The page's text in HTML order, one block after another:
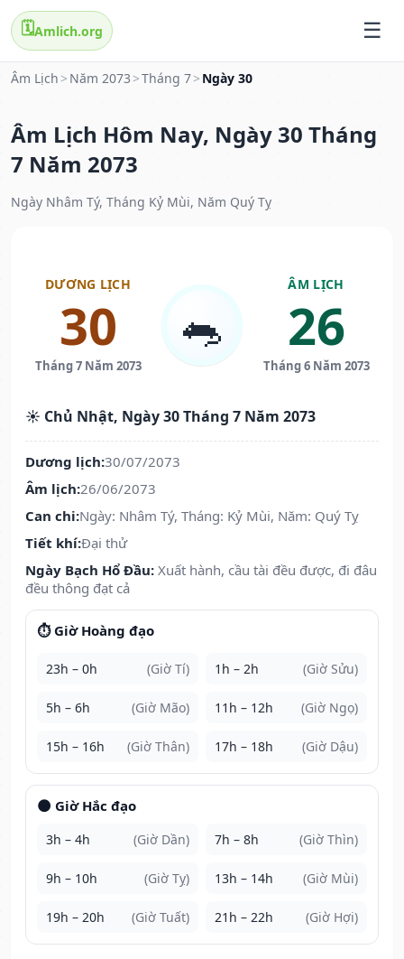
🗓️Amlich.org
Âm Lịch > Năm 2073 >Tháng 7> Ngày 30
Âm Lịch Hôm Nay, Ngày 30 Tháng
7 Năm 2073
Ngày Nhâm Tý, Tháng Kỷ Mùi, Năm Quý Tỵ
DƯƠNG LỊCH
30
Tháng 7 Năm 2073
🐀
ÂM LỊCH
26
Tháng 6 Năm 2073
☀️ Chủ Nhật, Ngày 30 Tháng 7 Năm 2073
Dương lịch:30/07/2073
Âm lịch:26/06/2073
Can chi:Ngày: Nhâm Tý, Tháng: Kỷ Mùi, Năm: Quý Tỵ
Tiết khí:Đại thử
Ngày Bạch Hổ Đầu: Xuất hành, cầu tài đều được, đi đâu
đều thông đạt cả
⏱️ Giờ Hoàng đạo
23h – 0h (Giờ Tí) 1h – 2h (Giờ Sửu)
5h – 6h (Giờ Mão) 11h – 12h (Giờ Ngọ)
15h – 16h (Giờ Thân) 17h – 18h (Giờ Dậu)
🌑 Giờ Hắc đạo
3h – 4h (Giờ Dần) 7h – 8h (Giờ Thìn)
9h – 10h (Giờ Tỵ) 13h – 14h (Giờ Mùi)
19h – 20h (Giờ Tuất) 21h – 22h (Giờ Hợi)